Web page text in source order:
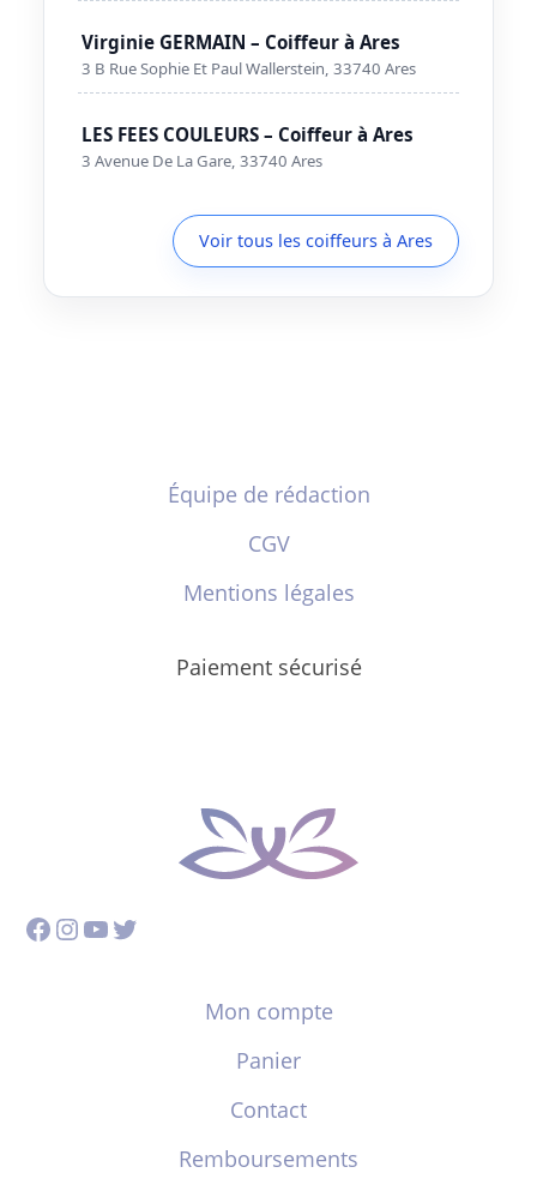
Virginie GERMAIN – Coiffeur à Ares
3 B Rue Sophie Et Paul Wallerstein, 33740 Ares
LES FEES COULEURS – Coiffeur à Ares
3 Avenue De La Gare, 33740 Ares
Voir tous les coiffeurs à Ares
Équipe de rédaction
CGV
Mentions légales
Paiement sécurisé
Facebook
Instagram
YouTube
Twitter
Mon compte
Panier
Contact
Remboursements